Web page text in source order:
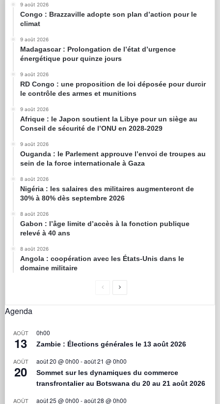
9 août 2026
Congo : Brazzaville adopte son plan d’action pour le
climat
9 août 2026
Madagascar : Prolongation de l’état d’urgence
énergétique pour quinze jours
9 août 2026
RD Congo : une proposition de loi déposée pour durcir
le contrôle des armes et munitions
9 août 2026
Afrique : le Japon soutient la Libye pour un siège au
Conseil de sécurité de l’ONU en 2028-2029
9 août 2026
Ouganda : le Parlement approuve l’envoi de troupes au
sein de la force internationale à Gaza
8 août 2026
Nigéria : les salaires des militaires augmenteront de
30% à 80% dès septembre 2026
8 août 2026
Gabon : l’âge limite d’accès à la fonction publique
relevé à 40 ans
8 août 2026
Angola : coopération avec les États-Unis dans le
domaine militaire
Agenda
AOÛT
13
0h00
Zambie : Élections générales le 13 août 2026
AOÛT
20
août 20 @ 0h00 -août 21 @ 0h00
Sommet sur les dynamiques du commerce
transfrontalier au Botswana du 20 au 21 août 2026
AOÛT août 25 @ 0h00 -août 28 @ 0h00